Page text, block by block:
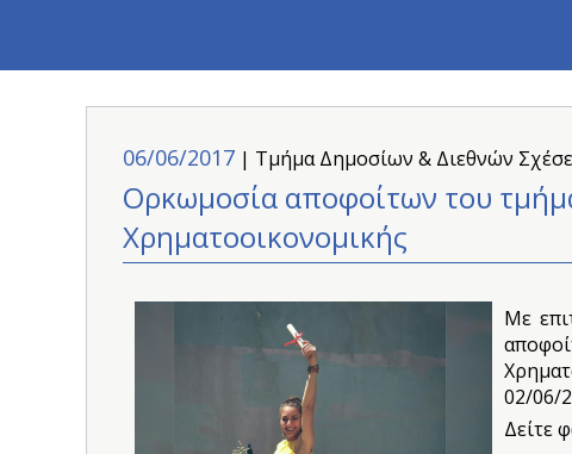
06/06/2017 | Τμήμα Δημοσίων & Διεθνών
Ορκωμοσία αποφοίτων του
Χρηματοοικονομικής
Mε
02/06/
Δείτε